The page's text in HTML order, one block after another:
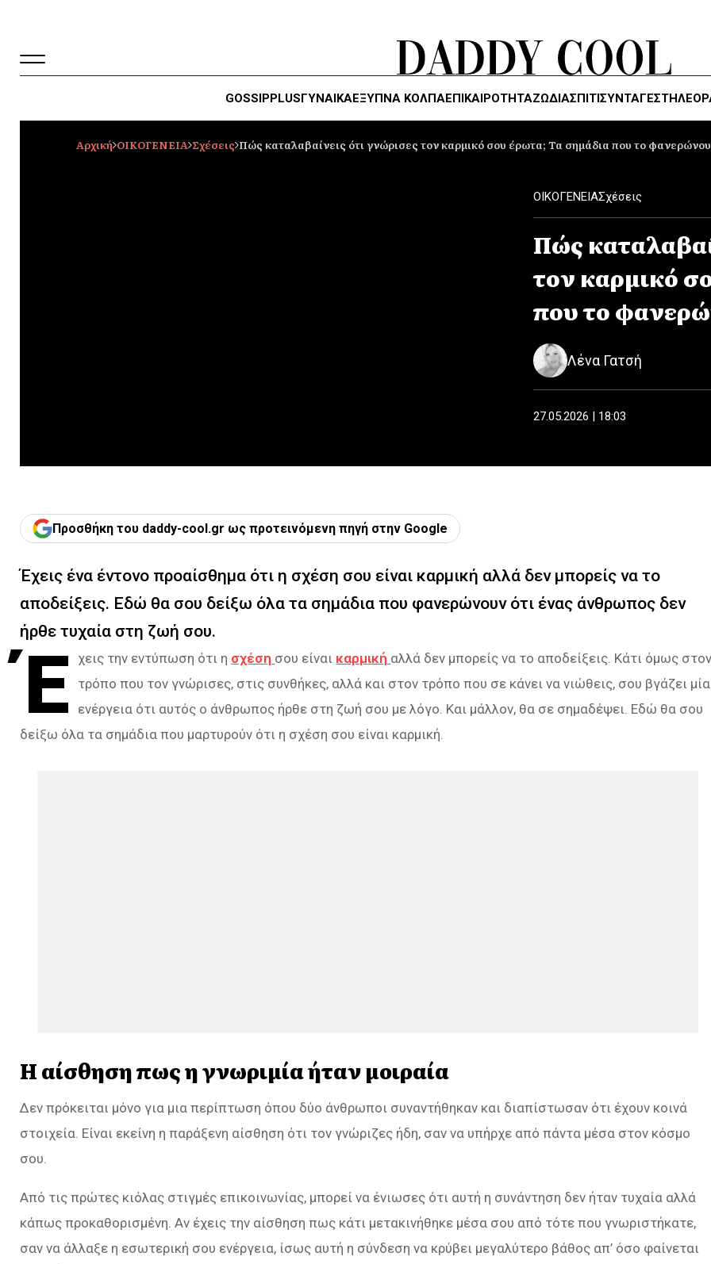
GOSSIPPLUSΓΥΝΑΙΚΑΈΞΥΠΝΑ ΚΌΛΠΑΕΠΙΚΑΙΡΟΤΗΤΑΖΏΔΙΑΣΠΙΤΙΣΥΝΤΑΓΕΣ
Αρχική ΟΙΚΟΓΕΝΕΙΑ Σχέσεις Πώς καταλαβαίνεις ότι γνώρισες τον καρμικό σου έρωτα; Τα σημάδια που το
ΟΙΚΟΓΕΝΕΙΑΣχέσεις
Πώς
τον καρμικό
που το
Λένα Γατσή
27.05.2026 | 18:03
Προσθήκη του daddy-cool.gr ως προτεινόμενη πηγή στην Google
Έχεις ένα έντονο προαίσθημα ότι η σχέση σου είναι καρμική αλλά δεν μπορείς να το
αποδείξεις. Εδώ θα σου δείξω όλα τα σημάδια που φανερώνουν ότι ένας άνθρωπος δεν
ήρθε τυχαία στη ζωή σου.
Έ χεις την εντύπωση ότι η σχέση σου είναι καρμική αλλά δεν μπορείς να το αποδείξεις. Κάτι όμως
τρόπο που τον γνώρισες, στις συνθήκες, αλλά και στον τρόπο που σε κάνει να νιώθεις, σου βγάζει μία
ενέργεια ότι αυτός ο άνθρωπος ήρθε στη ζωή σου με λόγο. Και μάλλον, θα σε σημαδέψει. Εδώ θα σου
δείξω όλα τα σημάδια που μαρτυρούν ότι η σχέση σου είναι καρμική.
Η αίσθηση πως η γνωριμία ήταν μοιραία
Δεν πρόκειται μόνο για μια περίπτωση όπου δύο άνθρωποι συναντήθηκαν και διαπίστωσαν ότι έχουν κοινά
στοιχεία. Είναι εκείνη η παράξενη αίσθηση ότι τον γνώριζες ήδη, σαν να υπήρχε από πάντα μέσα στον κόσμο
σου.
Από τις πρώτες κιόλας στιγμές επικοινωνίας, μπορεί να ένιωσες ότι αυτή η συνάντηση δεν ήταν τυχαία αλλά
κάπως προκαθορισμένη. Αν έχεις την αίσθηση πως κάτι μετακινήθηκε μέσα σου από τότε που γνωριστήκατε,
σαν να άλλαξε η εσωτερική σου ενέργεια, ίσως αυτή η σύνδεση να κρύβει μεγαλύτερο βάθος απ’ όσο φαίνεται